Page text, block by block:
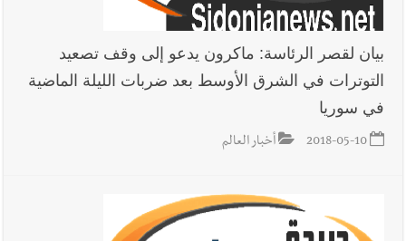
بيان لقصر الرئاسة: ماكرون يدعو إلى وقف تصعيد
التوترات في الشرق الأوسط بعد ضربات الليلة الماضية
في سوريا
2018-05-10 أخبار العالم